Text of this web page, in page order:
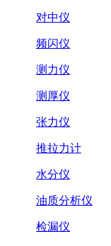
对中仪
频闪仪
测力仪
测厚仪
张力仪
推拉力计
水分仪
油质分析仪
检漏仪